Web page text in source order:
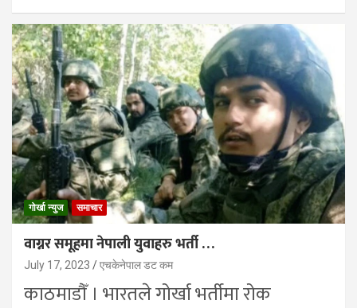
गोर्खा न्युज समाचार
वाग्नर समूहमा नेपाली युवाहरु भर्ती …
July 17, 2023 एचकेनेपाल डट कम
काठमाडौँ । भारतले गोर्खा भर्तीमा रोक